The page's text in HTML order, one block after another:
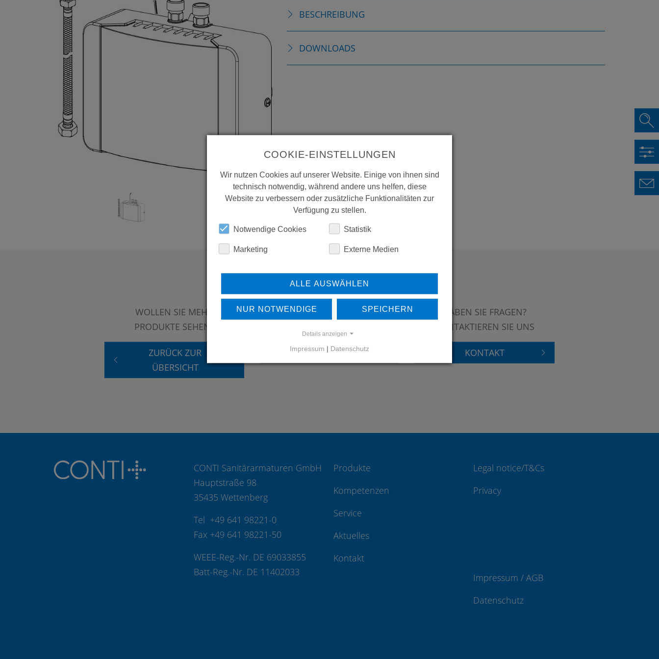
BESCHREIBUNG
DOWNLOADS
WOLLEN SIE MEHR
PRODUKTE SEHEN?
ZURÜCK ZUR
ÜBERSICHT
ERFAHREN SIE MEHR ÜBER
REFERENZEN
HABEN SIE FRAGEN?
KONTAKTIEREN SIE UNS
KONTAKT
CONTI Sanitärarmaturen GmbH
Hauptstraße 98
35435 Wettenberg
Tel +49 641 98221-0
Fax +49 641 98221-50
WEEE-Reg.-Nr. DE 69033855
Batt-Reg.-Nr. DE 11402033
Produkte
Kompetenzen
Service
Aktuelles
Kontakt
Legal notice/T&Cs
Privacy
Impressum / AGB
Datenschutz
COOKIE-EINSTELLUNGEN
Wir nutzen Cookies auf unserer Website. Einige von ihnen sind
technisch notwendig, während andere uns helfen, diese
Website zu verbessern oder zusätzliche Funktionalitäten zur
Verfügung zu stellen.
Notwendige Cookies Statistik
Marketing Externe Medien
ALLE AUSWÄHLEN
NUR NOTWENDIGE SPEICHERN
Details anzeigen
Impressum | Datenschutz